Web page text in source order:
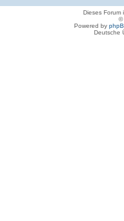
Dieses
©
Powered by
Deutsche